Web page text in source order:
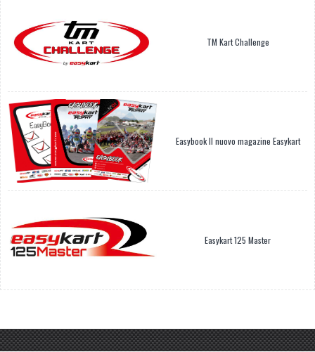
TM Kart Challenge
Easybook Il nuovo magazine Easykart
Easykart 125 Master